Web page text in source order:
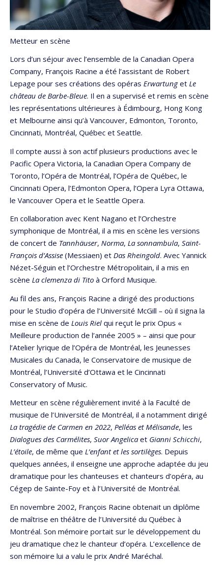
Metteur en scène
Lors d’un séjour avec l’ensemble de la Canadian Opera
Company, François Racine a été l’assistant de Robert
Lepage pour ses créations des opéras Erwartunget Le
château de Barbe-Bleue. Il en a supervisé et remis en scène
les représentations ultérieures à Édimbourg, Hong Kong
et Melbourne ainsi qu’à Vancouver, Edmonton, Toronto,
Cincinnati, Montréal, Québec et Seattle.
Il compte aussi à son actif plusieurs productions avec le
Pacific Opera Victoria, la Canadian Opera Company de
Toronto, l’Opéra de Montréal, l’Opéra de Québec, le
Cincinnati Opera, l’Edmonton Opera, l’Opera Lyra Ottawa,
le Vancouver Opera et le Seattle Opera.
En collaboration avec Kent Nagano et l’Orchestre
symphonique de Montréal, il a mis en scène les versions
de concert de Tannhäuser, Norma, La sonnambula, Saint-
François d’Assise (Messiaen) et Das Rheingold. Avec Yannick
Nézet-Séguin et l’Orchestre Métropolitain, il a mis en
scène La clemenza di Tito à Orford Musique.
Au fil des ans, François Racine a dirigé des productions
pour le Studio d’opéra de l’Université McGill – où il signa la
mise en scène de Louis Riel qui reçut le prix Opus «
Meilleure production de l’année 2005 » – ainsi que pour
l’Atelier lyrique de l’Opéra de Montréal, les Jeunesses
Musicales du Canada, le Conservatoire de musique de
Montréal, l’Université d’Ottawa et le Cincinnati
Conservatory of Music.
Metteur en scène régulièrement invité à la Faculté de
musique de l’Université de Montréal, il a notamment dirigé
La tragédie de Carmen en 2022, Pelléas et Mélisande, les
Dialogues des Carmélites, Suor Angelica et Gianni Schicchi,
L’étoile, de même que L’enfant et les sortilèges. Depuis
quelques années, il enseigne une approche adaptée du jeu
dramatique pour les chanteuses et chanteurs d’opéra, au
Cégep de Sainte-Foy et à l’Université de Montréal.
En novembre 2002, François Racine obtenait un diplôme
de maîtrise en théâtre de l’Université du Québec à
Montréal. Son mémoire portait sur le développement du
jeu dramatique chez le chanteur d’opéra. L’excellence de
son mémoire lui a valu le prix André Maréchal.